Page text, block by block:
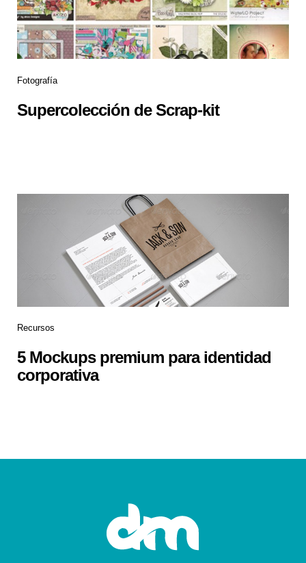
Fotografía
Supercolección de Scrap-kit
Recursos
5 Mockups premium para identidad
corporativa